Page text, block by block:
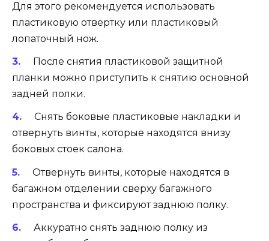
Для этого рекомендуется использовать
пластиковую отвертку или пластиковый
лопаточный нож.
После снятия пластиковой защитной
планки можно приступить к снятию основной
задней полки.
Снять боковые пластиковые накладки и
отвернуть винты, которые находятся внизу
боковых стоек салона.
Отвернуть винты, которые находятся в
багажном отделении сверху багажного
пространства и фиксируют заднюю полку.
Аккуратно снять заднюю полку из